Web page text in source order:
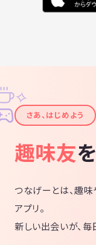
✦
✧
さあ、はじめよう
趣味友
つなげーとは、趣味
アプリ。
新しい出会いが、毎